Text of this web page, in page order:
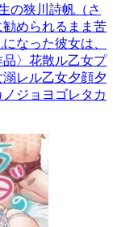
の狭川詩帆（さ
められるまま苦
なった彼女は、
〉花散ル乙女プ
レル乙女夕顔夕
ジョヨゴレタカ